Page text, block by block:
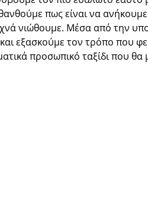
πως είναι να
νιώθουμε. Μέσα από την
εξασκούμε τον τρόπο που
προσωπικό ταξίδι που